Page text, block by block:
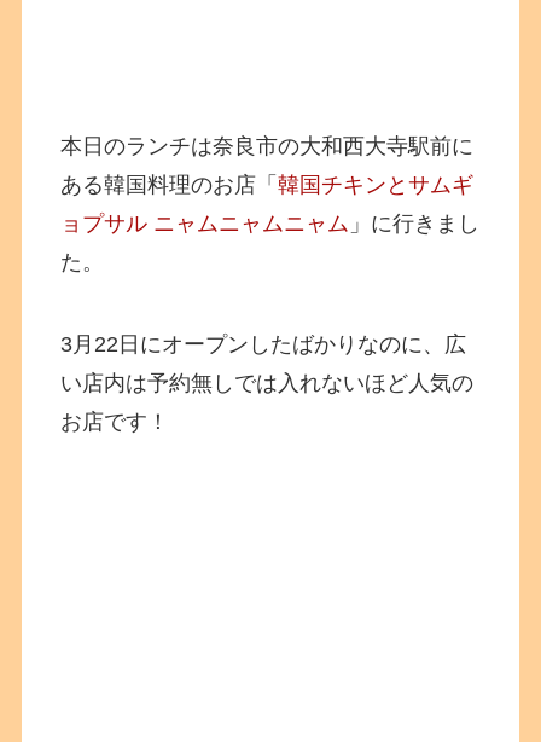
本日のランチは奈良市の大和西大寺駅前に
ある韓国料理のお店「韓国チキンとサムギ
ョプサル ニャムニャムニャム 」に行きまし
た。
3月22日にオープンしたばかりなのに、広
い店内は予約無しでは入れないほど人気の
お店です！